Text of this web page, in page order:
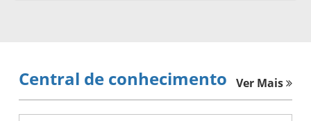
Central de conhecimento Ver Mais